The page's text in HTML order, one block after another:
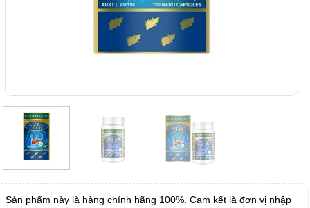
Sản phẩm này là hàng chính hãng 100%. Cam kết là đơn vị nhập